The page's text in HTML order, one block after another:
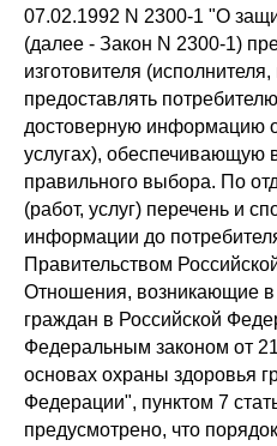
07.02.1992 N 2300-1 "О
(далее - Закон N 2300-1)
изготовителя
предоставлять
достоверную информацию
услугах), обеспечивающую
правильного выбора. По
(работ, услуг) перечень и
информации до
Правительством
Отношения, возникающие
граждан в Российской
Федеральным законом от
основах охраны здоровья
Федерации", пунктом 7
предусмотрено, что